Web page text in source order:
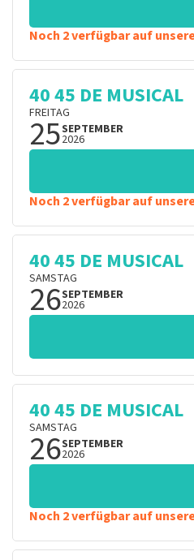
Noch 2 verfügbar auf
40 45 DE MUSICAL
FREITAG
25SEPTEMBER
2026
Noch 2 verfügbar auf
40 45 DE MUSICAL
SAMSTAG
26SEPTEMBER
2026
40 45 DE MUSICAL
SAMSTAG
26SEPTEMBER
2026
Noch 2 verfügbar auf